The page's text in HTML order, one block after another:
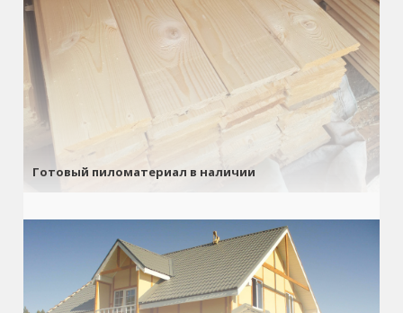
Готовый пиломатериал в наличии